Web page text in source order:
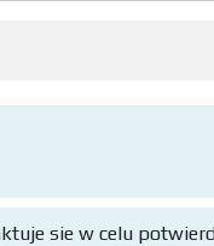
sie w celu